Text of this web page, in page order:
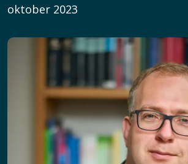
oktober 2023